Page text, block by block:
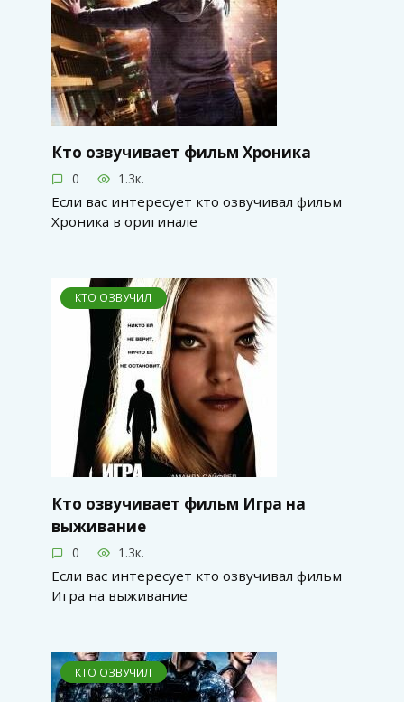
Кто озвучивает фильм Хроника
0 1.3к.
Если вас интересует кто озвучивал фильм
Хроника в оригинале
КТО ОЗВУЧИЛ
Кто озвучивает фильм Игра на
выживание
0 1.3к.
Если вас интересует кто озвучивал фильм
Игра на выживание
КТО ОЗВУЧИЛ